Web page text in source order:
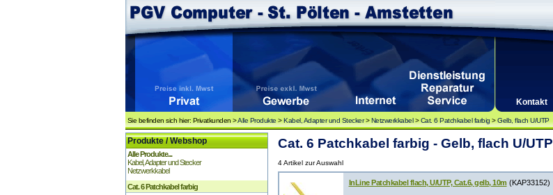
Kontakt
Sie befinden sich hier: Privatkunden >Alle Produkte >Kabel, Adapter und Stecker>Netzwerkkabel>Cat. 6 Patchkabel farbig >Gelb, flach U/UTP
Produkte / Webshop
Alle Produkte...
Kabel, Adapter und Stecker
Netzwerkkabel
Cat. 6 Patchkabel farbig
Cat. 6 Patchkabel farbig - Gelb, flach U/UTP
4 Artikel zur Auswahl
InLine Patchkabel flach, U/UTP, Cat.6, gelb, 10m (KAP33152)